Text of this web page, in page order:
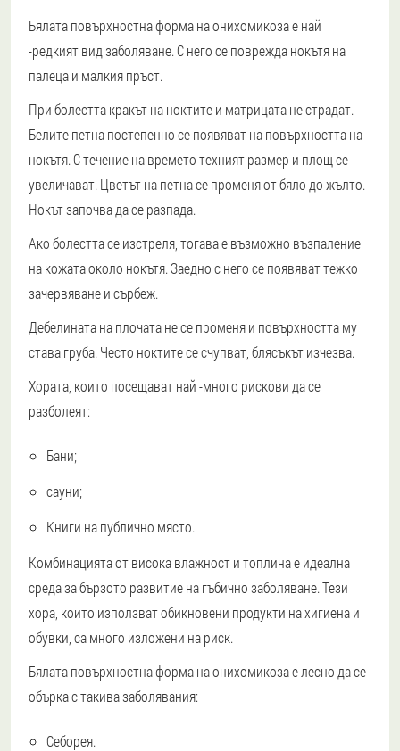
Бялата повърхностна форма на онихомикоза е най
-редкият вид заболяване.С него се поврежда нокътя на
палеца и малкия пръст.
При болестта кракът на ноктите и матрицата не страдат.
Белите петна постепенно се появяват на повърхността на
нокътя. С течение на времето техният размер и площ се
увеличават. Цветът на петна се променя от бяло до жълто.
Нокът започва да се разпада.
Ако болестта се изстреля, тогава е възможно възпаление
на кожата около нокътя. Заедно с него се появяват тежко
зачервяване и сърбеж.
Дебелината на плочата не се променя и повърхността му
става груба. Често ноктите се счупват, блясъкът изчезва.
Хората, които посещават най -много рискови да се
разболеят:
Бани;
сауни;
Книги на публично място.
Комбинацията от висока влажност и топлина е идеална
среда за бързото развитие на гъбично заболяване. Тези
хора, които използват обикновени продукти на хигиена и
обувки, са много изложени на риск.
Бялата повърхностна форма на онихомикоза е лесно да се
обърка с такива заболявания:
Себорея.